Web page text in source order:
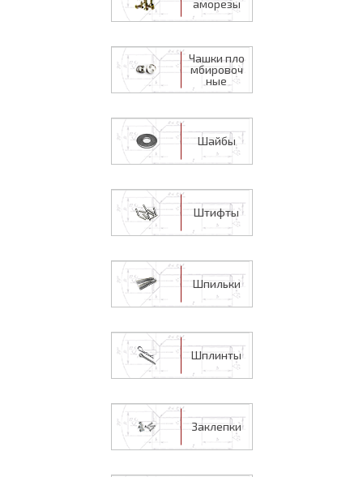
аморезы
Чашки пло
мбировоч
ные
Шайбы
Штифты
Шпильки
Шплинты
Заклепки